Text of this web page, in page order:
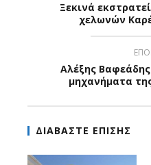
Ξεκινά
χελωνών
Αλέξης
μηχανήματα
ΔΙΑΒΑΣΤΕ ΕΠΙΣΗΣ